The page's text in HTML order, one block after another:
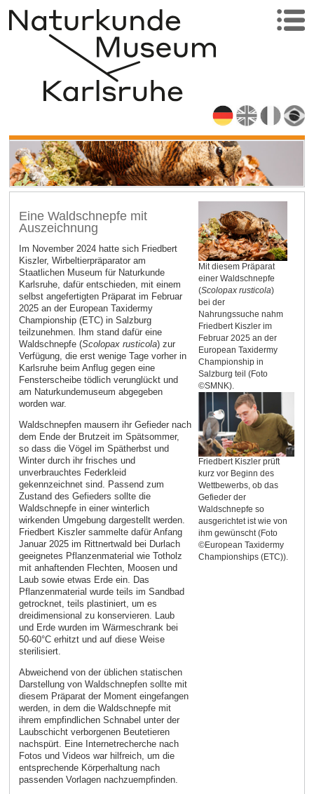
Mit diesem Präparat
einer Waldschnepfe
(Scolopax rusticola)
bei der
Nahrungssuche nahm
Friedbert Kiszler im
Februar 2025 an der
European Taxidermy
Championship in
Salzburg teil (Foto
©SMNK).
Friedbert Kiszler prüft
kurz vor Beginn des
Wettbewerbs, ob das
Gefieder der
Waldschnepfe so
ausgerichtet ist wie von
ihm gewünscht (Foto
©European Taxidermy
Championships (ETC)).
Eine Waldschnepfe mit
Auszeichnung
Im November 2024 hatte sich Friedbert
Kiszler, Wirbeltierpräparator am
Staatlichen Museum für Naturkunde
Karlsruhe, dafür entschieden, mit einem
selbst angefertigten Präparat im Februar
2025 an der European Taxidermy
Championship (ETC) in Salzburg
teilzunehmen. Ihm stand dafür eine
Waldschnepfe (Scolopax rusticola) zur
Verfügung, die erst wenige Tage vorher in
Karlsruhe beim Anflug gegen eine
Fensterscheibe tödlich verunglückt und
am Naturkundemuseum abgegeben
worden war.
Waldschnepfen mausern ihr Gefieder nach
dem Ende der Brutzeit im Spätsommer,
so dass die Vögel im Spätherbst und
Winter durch ihr frisches und
unverbrauchtes Federkleid
gekennzeichnet sind. Passend zum
Zustand des Gefieders sollte die
Waldschnepfe in einer winterlich
wirkenden Umgebung dargestellt werden.
Friedbert Kiszler sammelte dafür Anfang
Januar 2025 im Rittnertwald bei Durlach
geeignetes Pflanzenmaterial wie Totholz
mit anhaftenden Flechten, Moosen und
Laub sowie etwas Erde ein. Das
Pflanzenmaterial wurde teils im Sandbad
getrocknet, teils plastiniert, um es
dreidimensional zu konservieren. Laub
und Erde wurden im Wärmeschrank bei
50-60°C erhitzt und auf diese Weise
sterilisiert.
Abweichend von der üblichen statischen
Darstellung von Waldschnepfen sollte mit
diesem Präparat der Moment eingefangen
werden, in dem die Waldschnepfe mit
ihrem empfindlichen Schnabel unter der
Laubschicht verborgenen Beutetieren
nachspürt. Eine Internetrecherche nach
Fotos und Videos war hilfreich, um die
entsprechende Körperhaltung nach
passenden Vorlagen nachzuempfinden.